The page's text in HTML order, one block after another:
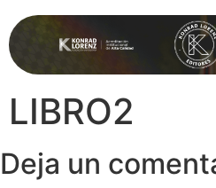
LIBRO2
Deja un